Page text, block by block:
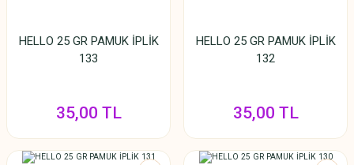
HELLO 25 GR PAMUK İPLİK
133
35,00 TL
HELLO 25 GR PAMUK İPLİK
132
35,00 TL